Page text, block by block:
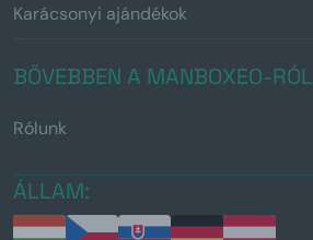
Karácsonyi ajándékok
BŐVEBBEN A MANBOXEO-RÓL
Rólunk
ÁLLAM: